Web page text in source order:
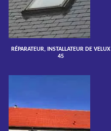
RÉPARATEUR, INSTALLATEUR DE VELUX
45